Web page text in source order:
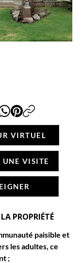
VIRTUEL
UNE VISITE
PROPRIÉTÉ
paisible et
les adultes, ce
;